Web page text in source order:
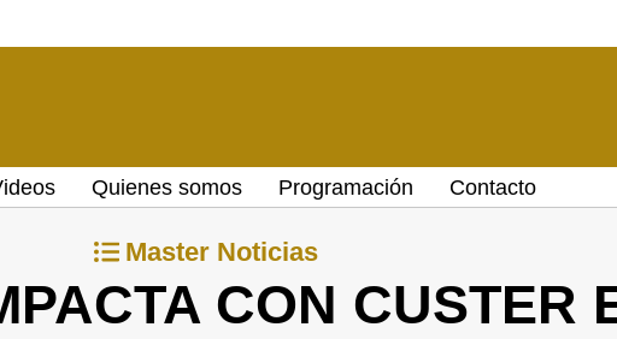
Quienes somos Programación Contacto
Master Noticias
CON CUSTER